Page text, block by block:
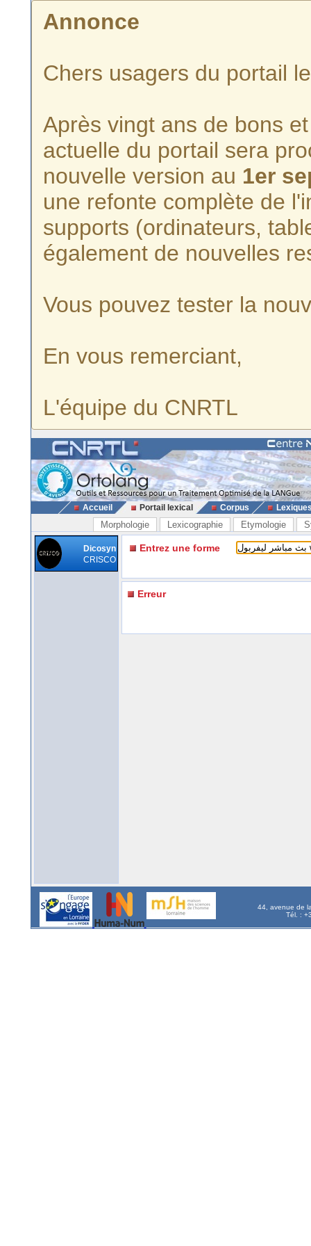
Annonce
Chers usagers du portail
Après vingt ans de bons
actuelle du portail sera
nouvelle version au 1er
une refonte complète de
supports (ordinateurs,
également de nouvelles
Vous pouvez tester la
En vous remerciant,
L'équipe du CNRTL
Accueil Portail lexical Corpus
Morphologie Lexicographie Etymologie
Dicosyn
CRISCO
Entrez une forme
Erreur
44, avenue de
Tél. :